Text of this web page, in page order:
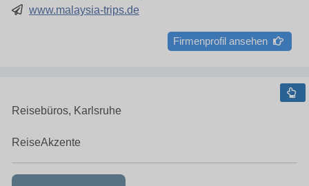
www.malaysia-trips.de
Firmenprofil ansehen
Reisebüros, Karlsruhe
ReiseAkzente